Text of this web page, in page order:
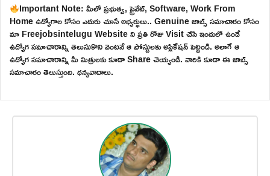
Important Note: మీలో ప్రభుత్వ, ప్రైవేట్, Software, Work From
Home ఉద్యోగాల కోసం ఎదురు చూసే అభ్యర్థులు.. Genuine జాబ్స్ సమాచారం కోసం
మా Freejobsintelugu Website ని ప్రతి రోజు Visit చేసి ఇందులో ఉండే
ఉద్యోగ సమాచారాన్ని తెలుసుకొని వెంటనే ఆ పోస్టులకు అప్లికేషన్ పెట్టండి. అలాగే ఆ
ఉద్యోగ సమాచారాన్ని మీ మిత్రులకు కూడా Share చెయ్యండి. వారికి కూడా ఈ జాబ్స్
సమాచారం తెలుస్తుంది. ధన్యవాదాలు.